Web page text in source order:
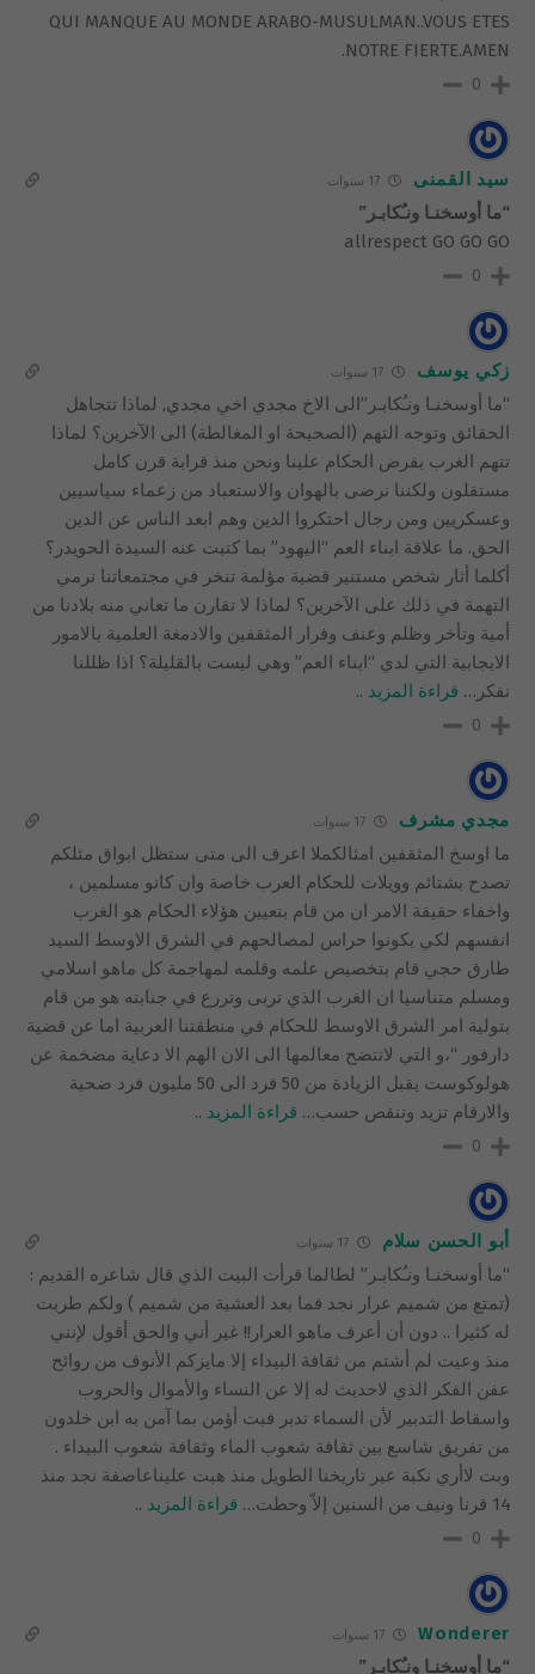
QUI MANQUE AU MONDE ARABO-MUSULMAN..VOUS ETES
NOTRE FIERTE.AMEN.
0
سيد القمنى
“ما أوسخنـا ونـُكابـر”
allrespect GO GO GO
0
زكي يوسف
“ما أوسخنـا ونـُكابـر”الى الاخ مجدي اخي مجدي, لماذا تتجاهل
الحقائق وتوجه التهم (الصحيحة او المغالطة) الى الآخرين؟ لماذا
تتهم الغرب بفرض الحكام علينا ونحن منذ قرابة قرن كامل
مستقلون ولكننا نرضى بالهوان والاستعباد من زعماء سياسيين
وعسكريين ومن رجال احتكروا الدين وهم ابعد الناس عن الدين
الحق. ما علاقة ابناء العم “اليهود” بما كتبت عنه السيدة الحويدر؟
أكلما أثار شخص مستنير قضية مؤلمة تنخر في مجتمعاتنا نرمي
التهمة في ذلك على الآخرين؟ لماذا لا تقارن ما تعاني منه بلادنا من
أمية وتأخر وظلم وعنف وفرار المثقفين والادمغة العلمية بالامور
الايجابية التي لدي “ابناء العم” وهي ليست بالقليلة؟ اذا ظللنا
نفكر … قراءة المزيد ..
0
مجدي مشرف 17 سنوات
ما اوسخ المثقفين امثالكملا اعرف الى متى ستظل ابواق مثلكم
تصدح بشتائم وويلات للحكام العرب خاصة وان كانو مسلمين ،
واخفاء حقيقة الامر ان من قام بتعيين هؤلاء الحكام هو الغرب
انفسهم لكي يكونوا حراس لمصالحهم في الشرق الاوسط السيد
طارق حجي قام بتخصيص علمه وقلمه لمهاجمة كل ماهو اسلامي
ومسلم متناسيا ان الغرب الذي تربى وتررع في جنابته هو من قام
بتولية امر الشرق الاوسط للحكام في منطقتنا العربية اما عن قضية
دارفور “،و التي لاتتضح معالمها الى الان الهم الا دعاية مضخمة عن
هولوكوست يقبل الزيادة من 50 فرد الى 50 مليون فرد ضحية
والارقام تزيد وتنقص حسب… قراءة المزيد ..
0
أبو الحسن سلام 17 سنوات
“ما أوسخنـا ونـُكابـر” لطالما قرأت البيت الذي قال شاعره القديم :
(تمتع من شميم عرار نجد فما بعد العشية من شميم ) ولكم طربت
له كثيرا .. دون أن أعرف ماهو العرار!! غير أني والحق أقول لإنني
منذ وعيت لم أشتم من ثقافة البيداء إلا مايزكم الأنوف من روائح
عفن الفكر الذي لاحديث له إلا عن النساء والأموال والحروب
واسقاط التدبير لأن السماء تدبر فبت أؤمن بما آمن به ابن خلدون
من تفريق شاسع بين ثقافة شعوب الماء وثقافة شعوب البيداء .
وبت لاأري نكبة عبر تاريخنا الطويل منذ هبت عليناعاصفة نجد منذ
14 قرنا ونيف من السنين إلاّ وحطت
… قراءة المزيد ..
0
Wonderer
“ما أوسخنـا ونـُكابـر”